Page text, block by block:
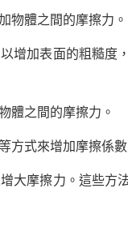
物體之間的摩擦力。
增加表面的粗糙
體之間的摩擦力。
方式來增加摩擦係
大摩擦力。這些方